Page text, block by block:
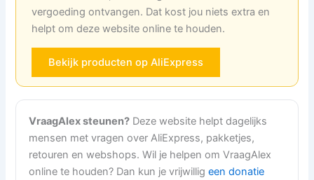
vergoeding ontvangen. Dat kost jou niets extra en
helpt om deze website online te houden.
Bekijk producten op AliExpress
VraagAlex steunen? Deze website helpt dagelijks
mensen met vragen over AliExpress, pakketjes,
retouren en webshops. Wil je helpen om VraagAlex
online te houden? Dan kun je vrijwilligeen donatie